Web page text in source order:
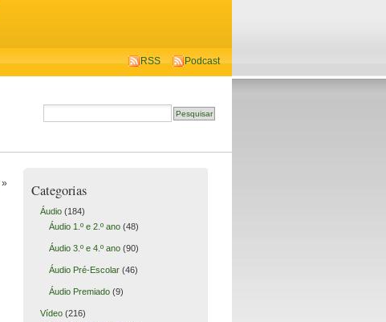
RSS Podcast
» Categorias
Áudio(184)
Áudio 1.º e 2.º ano(48)
Áudio 3.º e 4.º ano(90)
Áudio Pré-Escolar(46)
Áudio Premiado(9)
Vídeo(216)